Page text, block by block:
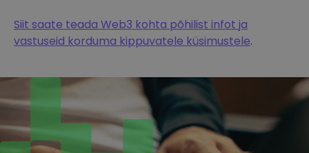
Siit saate teada Web3 kohta põhilist infot ja
vastuseid korduma kippuvatele küsimustele.